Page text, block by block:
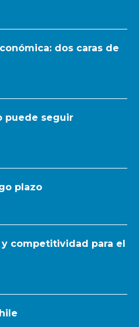
dos caras de
puede seguir
plazo
competitividad para el